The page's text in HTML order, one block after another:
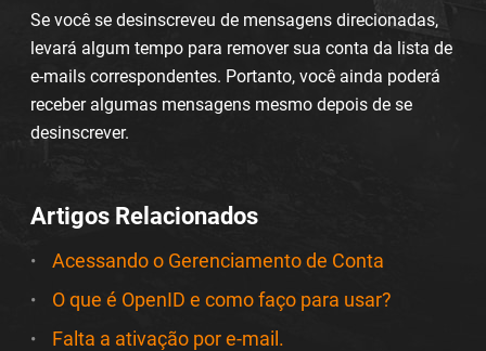
Se você se desinscreveu de mensagens direcionadas,
levará algum tempo para remover sua conta da lista de
e-mails correspondentes. Portanto, você ainda poderá
receber algumas mensagens mesmo depois de se
desinscrever.
Artigos Relacionados
Acessando o Gerenciamento de Conta
O que é OpenID e como faço para usar?
Falta a ativação por e-mail.